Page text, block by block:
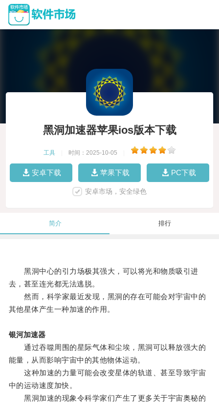
黑洞加速器苹果ios版本下载
工具 时间：2025-10-05
安卓下载 苹果下载 PC下载
安卓市场，安全绿色
简介 排行
黑洞中心的引力场极其强大，可以将光和物质吸引进
去，甚至连光都无法逃脱。
然而，科学家最近发现，黑洞的存在可能会对宇宙中的
其他星体产生一种加速的作用。
银河加速器
通过吞噬周围的星际气体和尘埃，黑洞可以释放强大的
能量，从而影响宇宙中的其他物体运动。
这种加速的力量可能会改变星体的轨道、甚至导致宇宙
中的运动速度加快。
黑洞加速的现象令科学家们产生了更多关于宇宙奥秘的